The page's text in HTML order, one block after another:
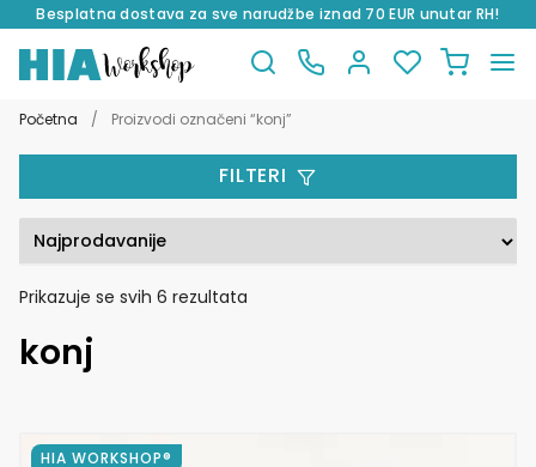
Besplatna dostava za sve narudžbe iznad 70 EUR unutar RH!
na
do
Početna / Proizvodi označeni “konj”
Prikazuje se svih 6 rezultata
konj
HIA WORKSHOP®
Ovaj
FILTERI